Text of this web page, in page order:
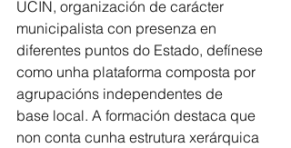
UCIN, organización de carácter
municipalista con presenza en
diferentes puntos do Estado, defínese
como unha plataforma composta por
agrupacións independentes de
base local. A formación destaca que
non conta cunha estrutura xerárquica